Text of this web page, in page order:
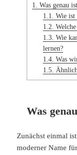
1.
Was genau
1.1.
Wie ist
1.2.
1.3. Wie
lernen?
1.4. Was
1.5.
Was
Zunächst einmal
moderner Name